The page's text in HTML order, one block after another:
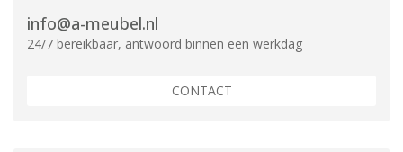
info@a-meubel.nl
24/7 bereikbaar, antwoord binnen een werkdag
CONTACT